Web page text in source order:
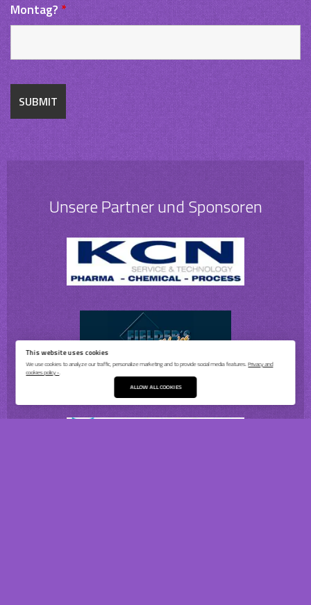
Montag?*
Unsere Partner und Sponsoren
This website uses cookies
We use cookies to analyze our traffic, personalize marketing and to provide social media features.Privacy and
cookies policy ›.
ALLOW ALL COOKIES